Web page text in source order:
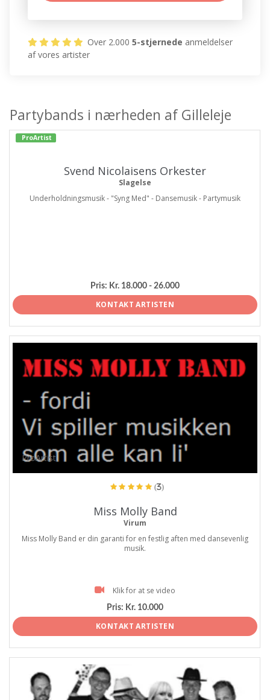
Over 2.0005-stjernede anmeldelser
af vores artister
Partybands i nærheden af Gilleleje
ProArtist
Svend Nicolaisens Orkester
Slagelse
Underholdningsmusik - "Syng Med" - Dansemusik - Partymusik
Pris: Kr. 18.000 - 26.000
KONTAKT ARTISTEN
ProArtist
(3)
Miss Molly Band
Virum
Miss Molly Band er din garanti for en festlig aften med dansevenlig
musik.
Klik for at se video
Pris: Kr. 10.000
KONTAKT ARTISTEN